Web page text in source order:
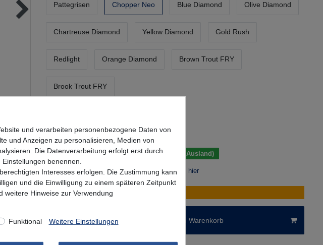
Pattegrisen Chopper Neo Blue Diamond Olive Diamond
Chartreuse Diamond Yellow Diamond Gold Rush
Redlight Orange Diamond Brown Trout FRY
Brook Trout FRY
* inkl. MwSt. zzgl. Versandkosten
Lieferzeit 1-3 Tage (Deutschland); 3-7 Tage (Ausland)
Informationen zur Berechnung des Liefertermins hier
Nur noch 2 Stück verfügbar
In den Warenkorb
und verarbeiten personenbezogene Daten von
und Anzeigen zu personalisieren, Medien von
Die Datenverarbeitung erfolgt erst durch
benennen.
Interesses erfolgen. Die Zustimmung kann
und die Einwilligung zu einem späteren Zeitpunkt
weitere Hinweise zur Verwendung
Funktional Weitere Einstellungen